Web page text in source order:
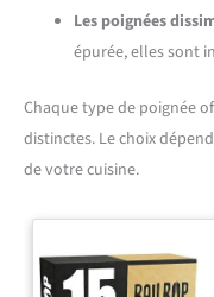
Les poignées
épurée, elles sont
Chaque type de poignée
distinctes. Le choix
de votre cuisine.